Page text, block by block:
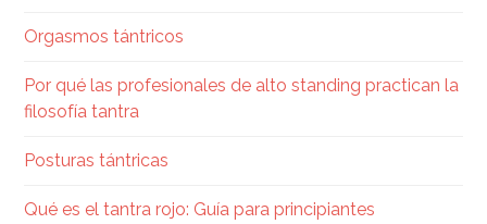
Orgasmos tántricos
Por qué las profesionales de alto standing practican la
filosofía tantra
Posturas tántricas
Qué es el tantra rojo: Guía para principiantes